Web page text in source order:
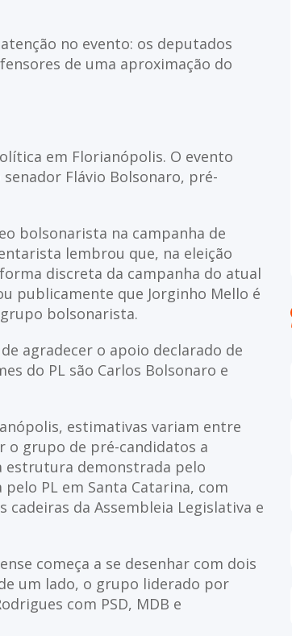
no evento: os deputados
de uma aproximação do
em Florianópolis. O evento
Flávio Bolsonaro, pré-
bolsonarista na campanha de
lembrou que, na eleição
discreta da campanha do atual
publicamente que Jorginho Mello é
bolsonarista.
agradecer o apoio declarado de
do PL são Carlos Bolsonaro e
estimativas variam entre
o grupo de pré-candidatos a
estrutura demonstrada pelo
PL em Santa Catarina, com
da Assembleia Legislativa e
começa a se desenhar com dois
um lado, o grupo liderado por
com PSD, MDB e